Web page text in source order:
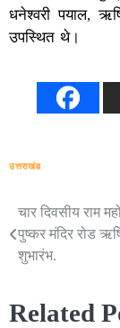
धनेश्वरी पयाल,
उपस्थित थे।
उत्तराखंड
Post
navigation
चार दिवसीय राम
पुष्कर मंदिर रोड
शुभारंभ.
Related